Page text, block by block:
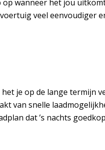
wanneer het jou
veel eenvoudiger
je op de lange termijn
van snelle
dat ’s nachts